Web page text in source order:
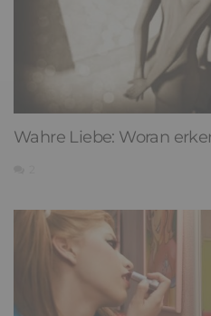
Wahre Liebe: Woran